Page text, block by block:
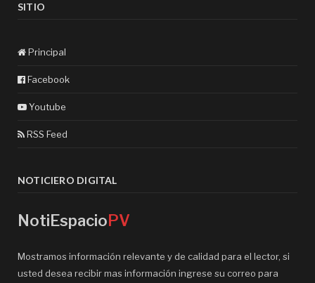
SITIO
Principal
Facebook
Youtube
RSS Feed
NOTICIERO DIGITAL
NotiEspacioPV
Mostramos información relevante y de calidad para el lector, si
usted desea recibir mas información ingrese su correo para